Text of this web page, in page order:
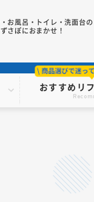
お風呂・トイレ・洗面台の
さぽにおまかせ！
おすすめリ